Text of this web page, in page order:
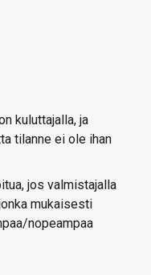
kuluttajalla, ja
tilanne ei ole ihan
jos valmistajalla
mukaisesti
nopeampaa